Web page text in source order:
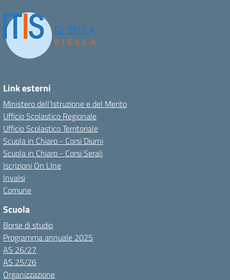
Link esterni
Ministero dell'Istruzione e del Merito
Ufficio Scolastico Regionale
Ufficio Scolastico Territoriale
Scuola in Chiaro - Corsi Diurni
Scuola in Chiaro - Corsi Serali
Iscrizioni On LIne
Invalsi
Comune
Scuola
Borse di studio
Programma annuale 2025
AS 26/27
AS 25/26
Organizzazione